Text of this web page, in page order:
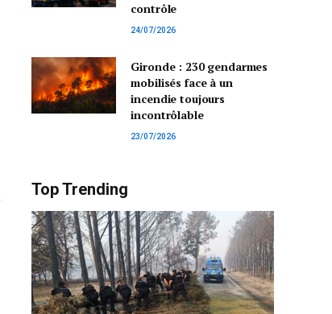
contrôle
24/07/2026
Gironde : 230 gendarmes
mobilisés face à un
incendie toujours
incontrôlable
23/07/2026
Top Trending